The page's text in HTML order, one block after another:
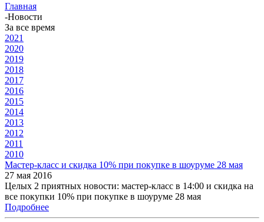
Главная
-Новости
За все время
2021
2020
2019
2018
2017
2016
2015
2014
2013
2012
2011
2010
Мастер-класс и скидка 10% при покупке в шоуруме 28 мая
27 мая 2016
Целых 2 приятных новости: мастер-класс в 14:00 и скидка на
все покупки 10% при покупке в шоуруме 28 мая
Подробнее